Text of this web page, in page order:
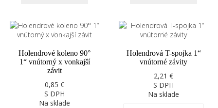
Holendrové koleno 90°
1“ vnútorný x vonkajší
závit
0,85 €
S DPH
Na sklade
Holendrová T-spojka 1“
vnútorné závity
2,21 €
S DPH
Na sklade